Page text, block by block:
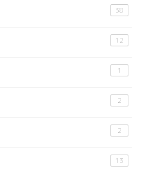
38
12
1
2
2
13